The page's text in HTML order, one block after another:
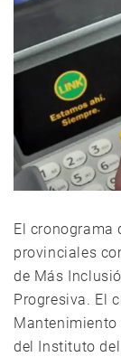
El cronograma
provinciales
de Más
Progresiva. El
Mantenimiento
del Instituto